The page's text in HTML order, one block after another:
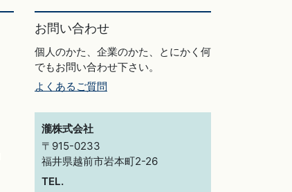
お問い合わせ
個人のかた、企業のかた、とにかく何
でもお問い合わせ下さい。
よくあるご質問
瀧株式会社
〒915-0233
福井県越前市岩本町2-26
TEL.